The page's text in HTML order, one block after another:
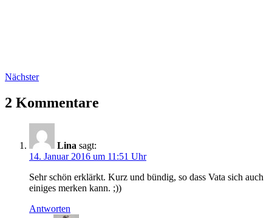
Nächster
2 Kommentare
Lina sagt:
14. Januar 2016 um 11:51 Uhr
Sehr schön erklärkt. Kurz und bündig, so dass Vata sich auch
einiges merken kann. ;))
Antworten